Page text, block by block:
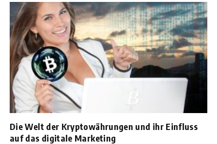
Die Welt der Kryptowährungen und ihr Einfluss
auf das digitale Marketing